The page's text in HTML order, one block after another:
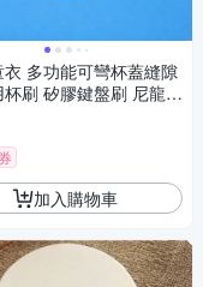
衣 多功能可彎杯蓋縫隙
杯刷 矽膠鍵盤刷 尼龍刷
瓶刷 11904
券
加入購物車